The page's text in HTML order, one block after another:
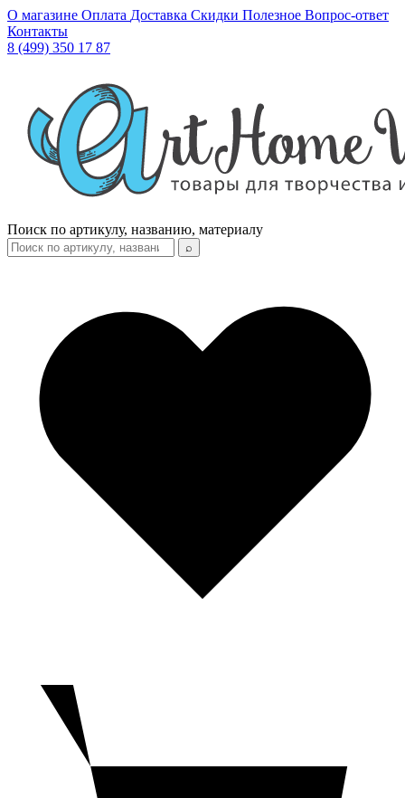
О магазине Оплата Доставка Скидки Полезное Вопрос-ответ
Контакты
8 (499) 350 17 87
Поиск по артикулу, названию, материалу
⌕